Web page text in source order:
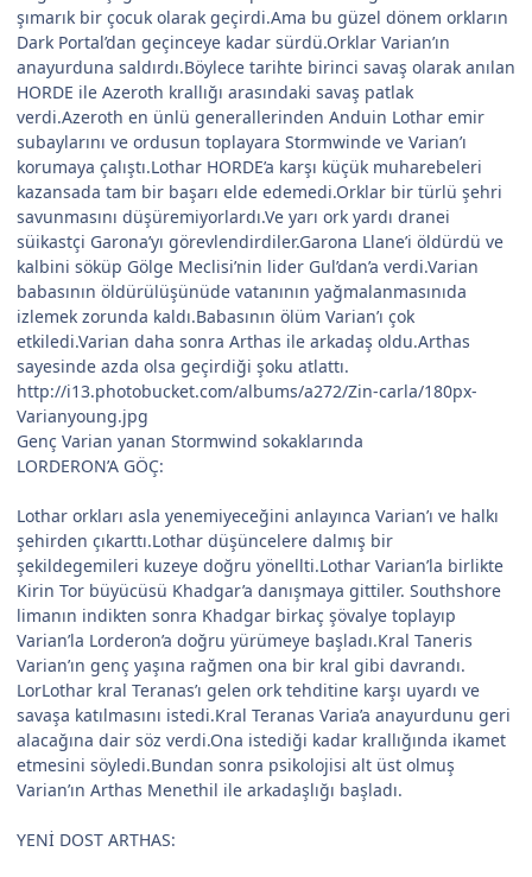
şımarık bir çocuk olarak geçirdi.Ama bu güzel dönem orkların
Dark Portal’dan geçinceye kadar sürdü.Orklar Varian’ın
anayurduna saldırdı.Böylece tarihte birinci savaş olarak anılan
HORDE ile Azeroth krallığı arasındaki savaş patlak
verdi.Azeroth en ünlü generallerinden Anduin Lothar emir
subaylarını ve ordusun toplayara Stormwinde ve Varian’ı
korumaya çalıştı.Lothar HORDE’a karşı küçük muharebeleri
kazansada tam bir başarı elde edemedi.Orklar bir türlü şehri
savunmasını düşüremiyorlardı.Ve yarı ork yardı dranei
süikastçi Garona’yı görevlendirdiler.Garona Llane’i öldürdü ve
kalbini söküp Gölge Meclisi’nin lider Gul’dan’a verdi.Varian
babasının öldürülüşünüde vatanının yağmalanmasınıda
izlemek zorunda kaldı.Babasının ölüm Varian’ı çok
etkiledi.Varian daha sonra Arthas ile arkadaş oldu.Arthas
sayesinde azda olsa geçirdiği şoku atlattı.
http://i13.photobucket.com/albums/a272/Zin-carla/180px-
Varianyoung.jpg
Genç Varian yanan Stormwind sokaklarında
LORDERON’A GÖÇ:
Lothar orkları asla yenemiyeceğini anlayınca Varian’ı ve halkı
şehirden çıkarttı.Lothar düşüncelere dalmış bir
şekildegemileri kuzeye doğru yönellti.Lothar Varian’la birlikte
Kirin Tor büyücüsü Khadgar’a danışmaya gittiler. Southshore
limanın indikten sonra Khadgar birkaç şövalye toplayıp
Varian’la Lorderon’a doğru yürümeye başladı.Kral Taneris
Varian’ın genç yaşına rağmen ona bir kral gibi davrandı.
LorLothar kral Teranas’ı gelen ork tehditine karşı uyardı ve
savaşa katılmasını istedi.Kral Teranas Varia’a anayurdunu geri
alacağına dair söz verdi.Ona istediği kadar krallığında ikamet
etmesini söyledi.Bundan sonra psikolojisi alt üst olmuş
Varian’ın Arthas Menethil ile arkadaşlığı başladı.
YENİ DOST ARTHAS: